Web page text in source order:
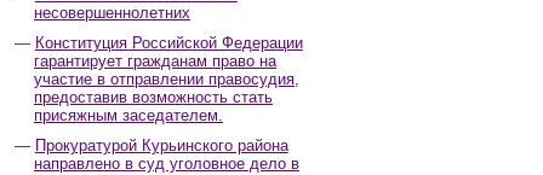
несовершеннолетних
Конституция Российской Федерации
гарантирует гражданам право на
участие в отправлении правосудия,
предоставив возможность стать
присяжным заседателем.
Прокуратурой Курьинского района
направлено в суд уголовное дело в